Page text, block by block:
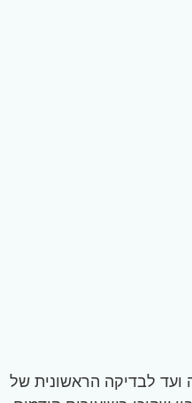
ועד לבדיקה הראשונית של